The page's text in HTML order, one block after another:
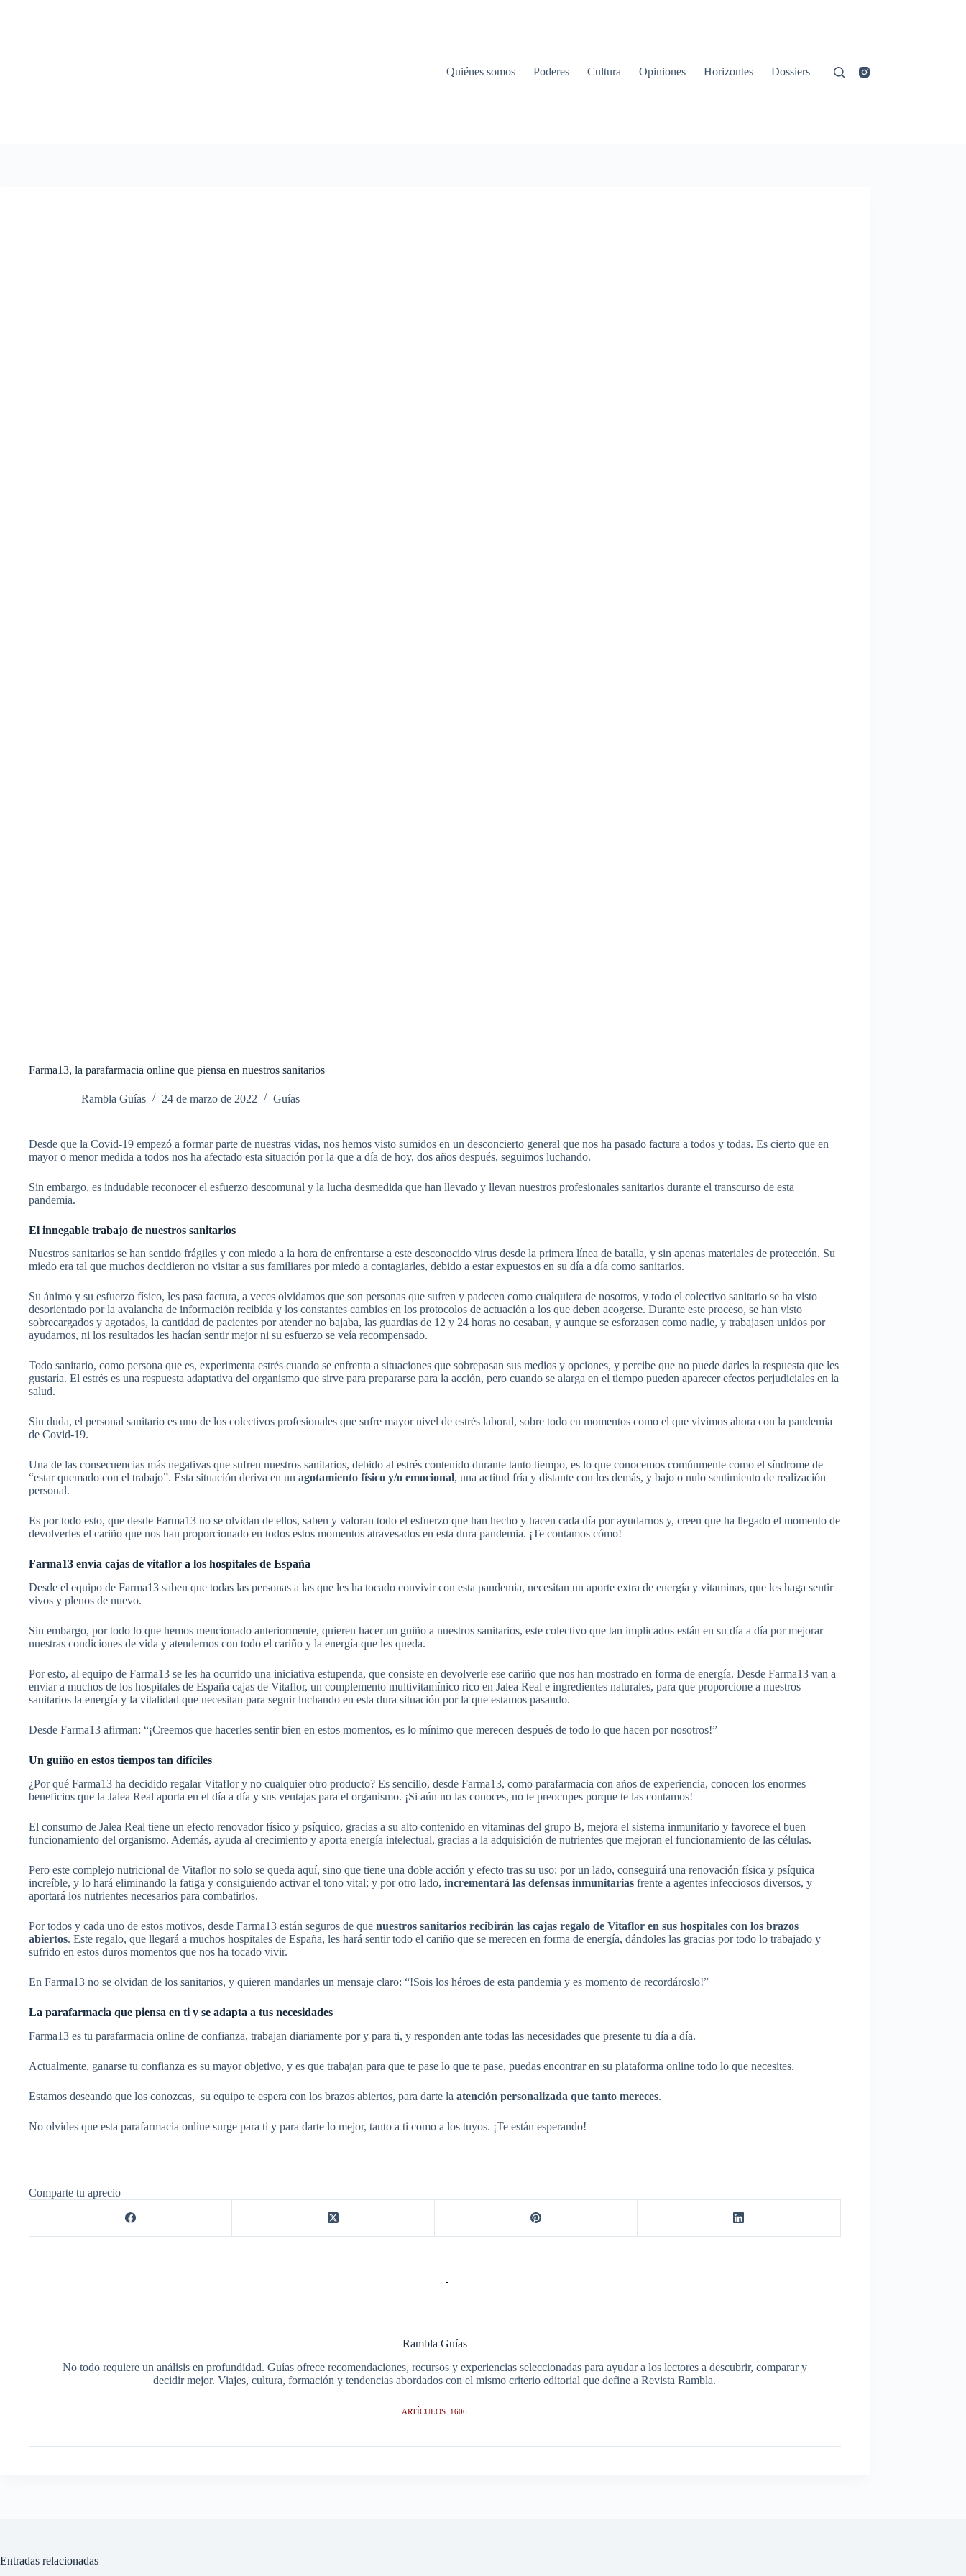
Quiénes somos Poderes Cultura Opiniones Horizontes Dossiers
Farma13, la parafarmacia online que piensa en nuestros sanitarios
Rambla Guías 24 de marzo de 2022 Guías
Desde que la Covid-19 empezó a formar parte de nuestras vidas, nos hemos visto sumidos en un desconcierto general que nos ha pasado factura a todos y todas. Es cierto que en
mayor o menor medida a todos nos ha afectado esta situación por la que a día de hoy, dos años después, seguimos luchando.
Sin embargo, es indudable reconocer el esfuerzo descomunal y la lucha desmedida que han llevado y llevan nuestros profesionales sanitarios durante el transcurso de esta
pandemia.
El innegable trabajo de nuestros sanitarios
Nuestros sanitarios se han sentido frágiles y con miedo a la hora de enfrentarse a este desconocido virus desde la primera línea de batalla, y sin apenas materiales de protección. Su
miedo era tal que muchos decidieron no visitar a sus familiares por miedo a contagiarles, debido a estar expuestos en su día a día como sanitarios.
Su ánimo y su esfuerzo físico, les pasa factura, a veces olvidamos que son personas que sufren y padecen como cualquiera de nosotros, y todo el colectivo sanitario se ha visto
desorientado por la avalancha de información recibida y los constantes cambios en los protocolos de actuación a los que deben acogerse. Durante este proceso, se han visto
sobrecargados y agotados, la cantidad de pacientes por atender no bajaba, las guardias de 12 y 24 horas no cesaban, y aunque se esforzasen como nadie, y trabajasen unidos por
ayudarnos, ni los resultados les hacían sentir mejor ni su esfuerzo se veía recompensado.
Todo sanitario, como persona que es, experimenta estrés cuando se enfrenta a situaciones que sobrepasan sus medios y opciones, y percibe que no puede darles la respuesta que les
gustaría. El estrés es una respuesta adaptativa del organismo que sirve para prepararse para la acción, pero cuando se alarga en el tiempo pueden aparecer efectos perjudiciales en la
salud.
Sin duda, el personal sanitario es uno de los colectivos profesionales que sufre mayor nivel de estrés laboral, sobre todo en momentos como el que vivimos ahora con la pandemia
de Covid-19.
Una de las consecuencias más negativas que sufren nuestros sanitarios, debido al estrés contenido durante tanto tiempo, es lo que conocemos comúnmente como el síndrome de
“estar quemado con el trabajo”. Esta situación deriva en un agotamiento físico y/o emocional, una actitud fría y distante con los demás, y bajo o nulo sentimiento de realización
personal.
Es por todo esto, que desde Farma13 no se olvidan de ellos, saben y valoran todo el esfuerzo que han hecho y hacen cada día por ayudarnos y, creen que ha llegado el momento de
devolverles el cariño que nos han proporcionado en todos estos momentos atravesados en esta dura pandemia. ¡Te contamos cómo!
Farma13 envía cajas de vitaflor a los hospitales de España
Desde el equipo de Farma13 saben que todas las personas a las que les ha tocado convivir con esta pandemia, necesitan un aporte extra de energía y vitaminas, que les haga sentir
vivos y plenos de nuevo.
Sin embargo, por todo lo que hemos mencionado anteriormente, quieren hacer un guiño a nuestros sanitarios, este colectivo que tan implicados están en su día a día por mejorar
nuestras condiciones de vida y atendernos con todo el cariño y la energía que les queda.
Por esto, al equipo de Farma13 se les ha ocurrido una iniciativa estupenda, que consiste en devolverle ese cariño que nos han mostrado en forma de energía. Desde Farma13 van a
enviar a muchos de los hospitales de España cajas de Vitaflor, un complemento multivitamínico rico en Jalea Real e ingredientes naturales, para que proporcione a nuestros
sanitarios la energía y la vitalidad que necesitan para seguir luchando en esta dura situación por la que estamos pasando.
Desde Farma13 afirman: “¡Creemos que hacerles sentir bien en estos momentos, es lo mínimo que merecen después de todo lo que hacen por nosotros!”
Un guiño en estos tiempos tan difíciles
¿Por qué Farma13 ha decidido regalar Vitaflor y no cualquier otro producto? Es sencillo, desde Farma13, como parafarmacia con años de experiencia, conocen los enormes
beneficios que la Jalea Real aporta en el día a día y sus ventajas para el organismo. ¡Si aún no las conoces, no te preocupes porque te las contamos!
El consumo de Jalea Real tiene un efecto renovador físico y psíquico, gracias a su alto contenido en vitaminas del grupo B, mejora el sistema inmunitario y favorece el buen
funcionamiento del organismo. Además, ayuda al crecimiento y aporta energía intelectual, gracias a la adquisición de nutrientes que mejoran el funcionamiento de las células.
Pero este complejo nutricional de Vitaflor no solo se queda aquí, sino que tiene una doble acción y efecto tras su uso: por un lado, conseguirá una renovación física y psíquica
increíble, y lo hará eliminando la fatiga y consiguiendo activar el tono vital; y por otro lado, incrementará las defensas inmunitarias frente a agentes infecciosos diversos, y
aportará los nutrientes necesarios para combatirlos.
Por todos y cada uno de estos motivos, desde Farma13 están seguros de que nuestros sanitarios recibirán las cajas regalo de Vitaflor en sus hospitales con los brazos
abiertos. Este regalo, que llegará a muchos hospitales de España, les hará sentir todo el cariño que se merecen en forma de energía, dándoles las gracias por todo lo trabajado y
sufrido en estos duros momentos que nos ha tocado vivir.
En Farma13 no se olvidan de los sanitarios, y quieren mandarles un mensaje claro: “!Sois los héroes de esta pandemia y es momento de recordároslo!”
La parafarmacia que piensa en ti y se adapta a tus necesidades
Farma13 es tu parafarmacia online de confianza, trabajan diariamente por y para ti, y responden ante todas las necesidades que presente tu día a día.
Actualmente, ganarse tu confianza es su mayor objetivo, y es que trabajan para que te pase lo que te pase, puedas encontrar en su plataforma online todo lo que necesites.
Estamos deseando que los conozcas, su equipo te espera con los brazos abiertos, para darte la atención personalizada que tanto mereces.
No olvides que esta parafarmacia online surge para ti y para darte lo mejor, tanto a ti como a los tuyos. ¡Te están esperando!
Comparte tu aprecio
Rambla Guías
No todo requiere un análisis en profundidad. Guías ofrece recomendaciones, recursos y experiencias seleccionadas para ayudar a los lectores a descubrir, comparar y
decidir mejor. Viajes, cultura, formación y tendencias abordados con el mismo criterio editorial que define a Revista Rambla.
ARTÍCULOS: 1606
Entradas relacionadas